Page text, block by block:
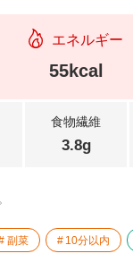
エネルギー
55kcal
食物繊維
3.8g
副菜 10分以内